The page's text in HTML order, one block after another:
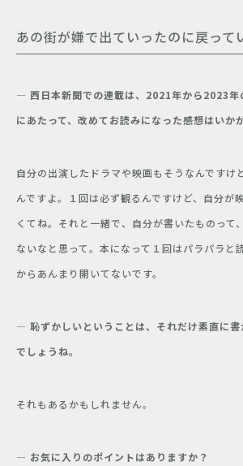
あの街が嫌で出ていったのに戻って
― 西日本新聞での連載は、 2021年から2023年
にあたって、改めてお読みになった感想はいか
自分の出演したドラマや映画もそうなんですけ
んですよ。１回は必ず観るんですけど、自分が
くてね。それと一緒で、自分が書いたものって
ないなと思って。本になって１回はパラパラと
からあんまり開いてないです。
― 恥ずかしいということは、それだけ素直に
でしょうね。
それもあるかもしれません。
― お気に入りのポイントはありますか？